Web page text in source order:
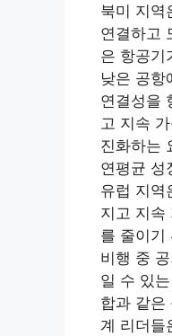
북미 지역
연결하고
은 항공기
낮은 공항
연결성을
고 지속
진화하는
연평균 성
유럽 지역
지고 지속
를 줄이기
비행 중
일 수 있
합과 같은
계 리더들